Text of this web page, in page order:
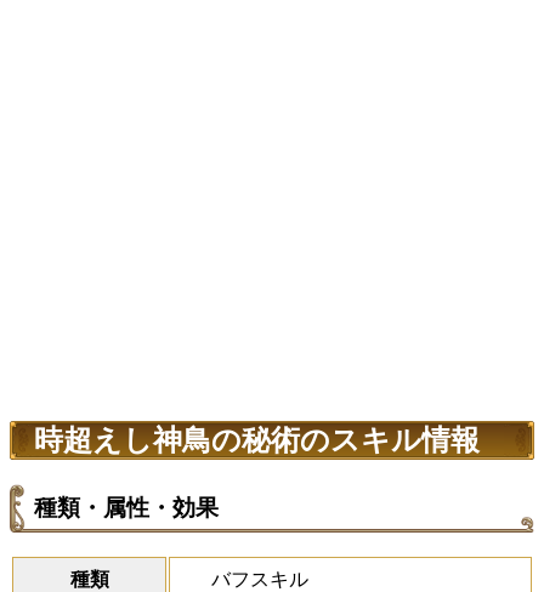
時超えし神鳥の秘術のスキル情報
種類・属性・効果
種類 バフスキル